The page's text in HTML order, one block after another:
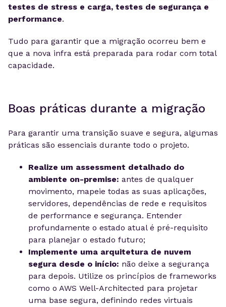
testes de stress e carga, testes de segurança e
performance.
Tudo para garantir que a migração ocorreu bem e
que a nova infra está preparada para rodar com total
capacidade.
Boas práticas durante a migração
Para garantir uma transição suave e segura, algumas
práticas são essenciais durante todo o projeto.
Realize um assessment detalhado do
ambiente on-premise: antes de qualquer
movimento, mapeie todas as suas aplicações,
servidores, dependências de rede e requisitos
de performance e segurança. Entender
profundamente o estado atual é pré-requisito
para planejar o estado futuro;
Implemente uma arquitetura de nuvem
segura desde o início: não deixe a segurança
para depois. Utilize os princípios de frameworks
como o AWS Well-Architected para projetar
uma base segura, definindo redes virtuais